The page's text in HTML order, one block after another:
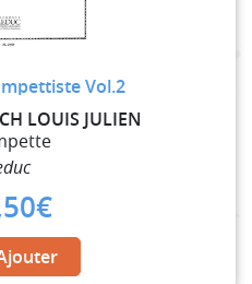
Vol.2
LOUIS JULIEN
€